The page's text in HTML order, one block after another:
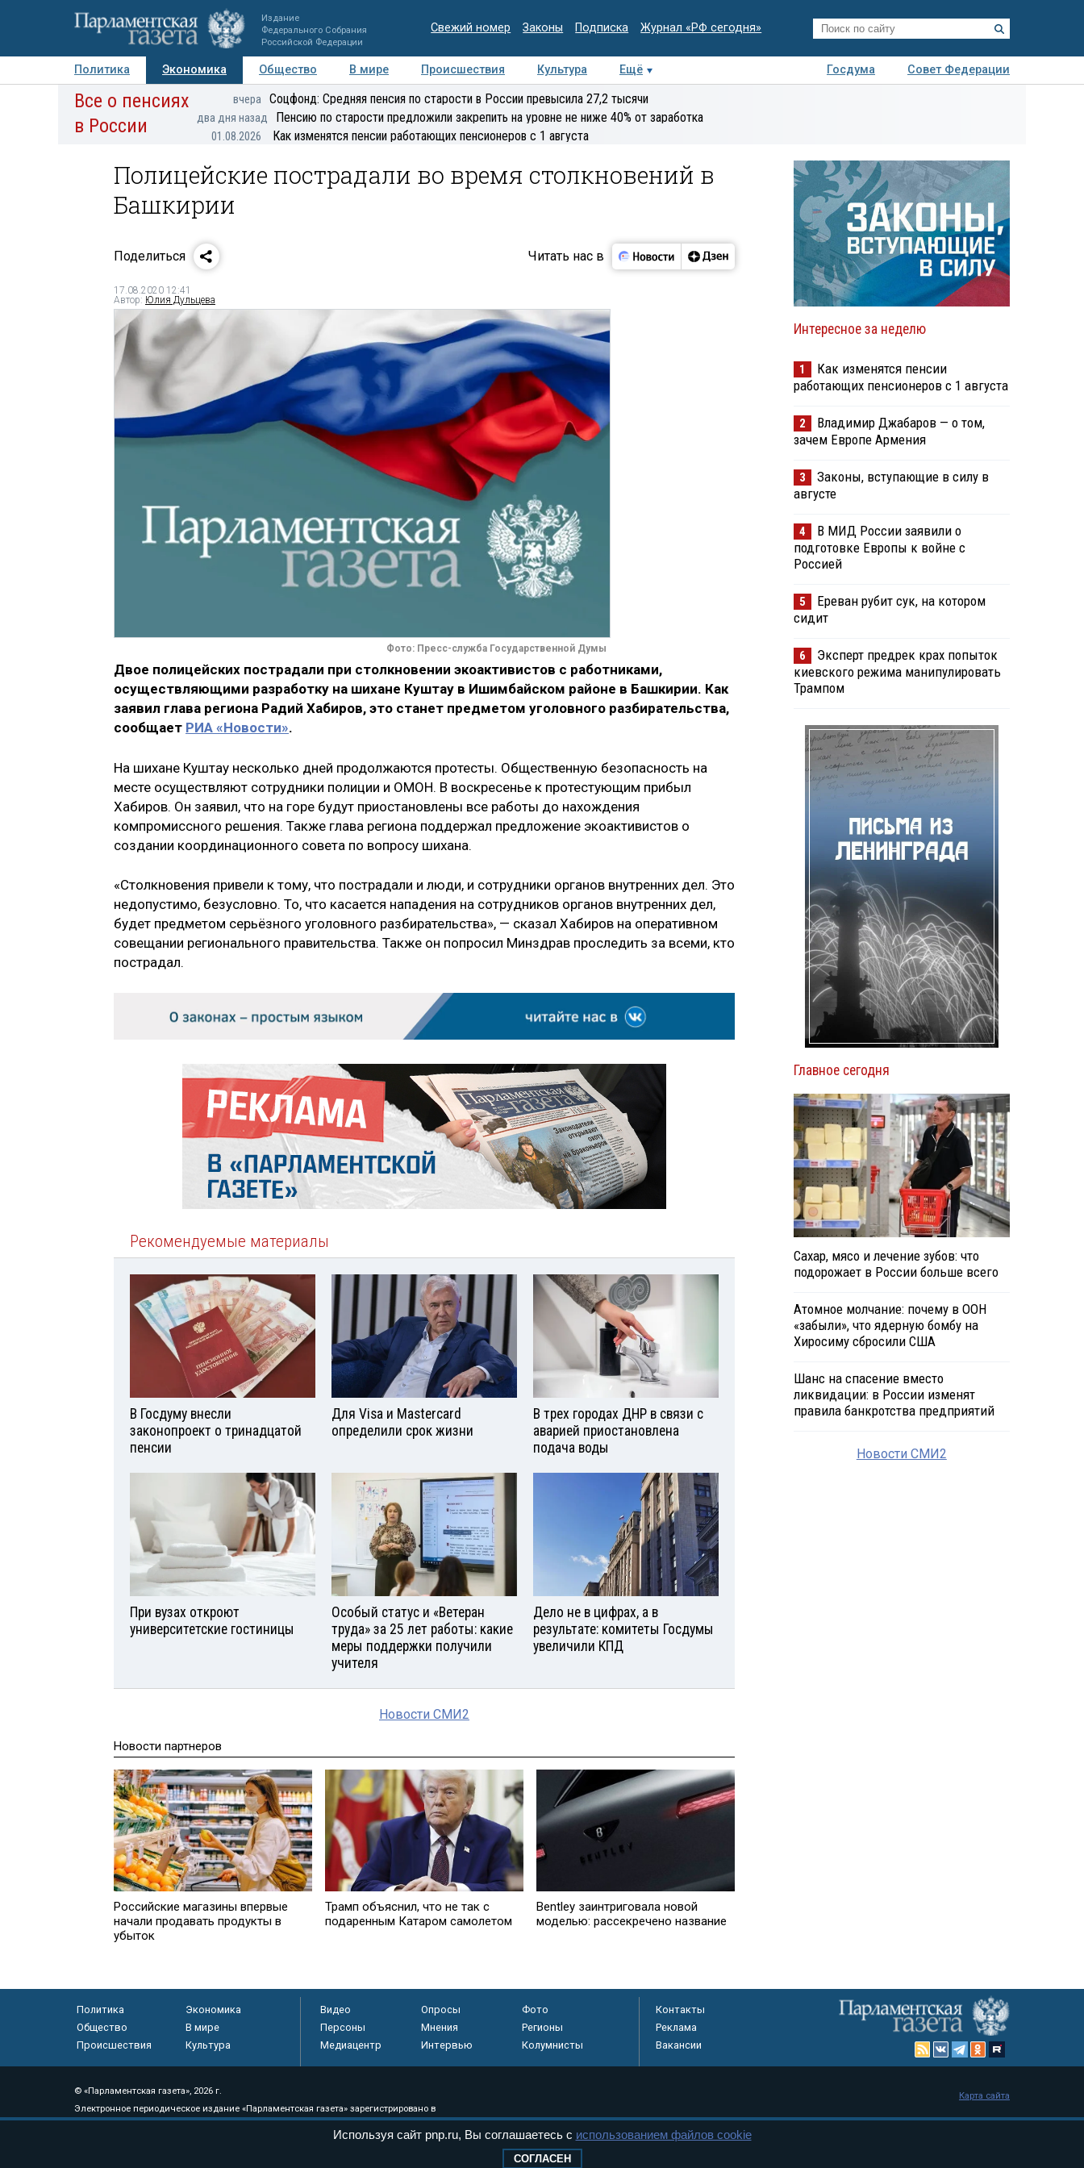
Издание
Федерального Собрания
Российской Федерации
Свежий номер Законы Подписка Журнал «РФ сегодня»
Политика Экономика Общество В мире Происшествия Культура Ещё Госдума
Совет Федерации
Авторы Персоны Мнения Регионы Медиацентр Интервью Колумнисты
экспертиза
Все о пенсиях
в России
вчера Соцфонд: Средняя пенсия по старости в России превысила 27,2 тысячи
два дня назад Пенсию по старости предложили закрепить на уровне не ниже 40% от заработка
01.08.2026 Как изменятся пенсии работающих пенсионеров с 1 августа
Полицейские пострадали во время столкновений в
Башкирии
Поделиться Читать нас в
17.08.2020 12:41
Автор: Юлия Дульцева
Фото: Пресс-служба Государственной Думы
Двое полицейских пострадали при столкновении экоактивистов с работниками,
осуществляющими разработку на шихане Куштау в Ишимбайском районе в Башкирии​. Как
заявил глава региона Радий Хабиров, это станет предметом уголовного разбирательства,
сообщает РИА «Новости».
На шихане Куштау несколько дней продолжаются протесты. Общественную безопасность на
месте осуществляют сотрудники полиции и ОМОН. В воскресенье к протестующим прибыл
Хабиров. Он заявил, что на горе будут приостановлены все работы до нахождения
компромиссного решения. Также глава региона поддержал предложение экоактивистов о
создании координационного совета по вопросу шихана.
«Столкновения привели к тому, что пострадали и люди, и сотрудники органов внутренних дел. Это
недопустимо, безусловно. То, что касается нападения на сотрудников органов внутренних дел,
будет предметом серьёзного уголовного разбирательства», — сказал Хабиров на оперативном
совещании регионального правительства. Также он попросил Минздрав проследить за всеми, кто
пострадал.
Рекомендуемые материалы
В Госдуму внесли
законопроект о тринадцатой
пенсии
Для Visа и Mastercard
определили срок жизни
В трех городах ДНР в связи с
аварией приостановлена
подача воды
При вузах откроют
университетские гостиницы
Особый статус и «Ветеран
труда» за 25 лет работы: какие
меры поддержки получили
учителя
Дело не в цифрах, а в
результате: комитеты Госдумы
увеличили КПД
Новости СМИ2
Новости партнеров
Российские магазины впервые
начали продавать продукты в
убыток
Трамп объяснил, что не так с
подаренным Катаром самолетом
Bentley заинтриговала новой
моделью: рассекречено название
Интересное за неделю
1
Как изменятся пенсии
работающих пенсионеров с 1 августа
2
Владимир Джабаров — о том,
зачем Европе Армения
3
Законы, вступающие в силу в
августе
4
В МИД России заявили о
подготовке Европы к войне с
Россией
5
Ереван рубит сук, на котором
сидит
6
Эксперт предрек крах попыток
киевского режима манипулировать
Трампом
Главное сегодня
Сахар, мясо и лечение зубов: что
подорожает в России больше всего
Атомное молчание: почему в ООН
«забыли», что ядерную бомбу на
Хиросиму сбросили США
Шанс на спасение вместо
ликвидации: в России изменят
правила банкротства предприятий
Новости СМИ2
Политика
Экономика
Общество
В мире
Происшествия
Культура
Видео Опросы
Фото
Персоны
Мнения
Регионы
Медиацентр
Интервью Колумнисты
Контакты
Реклама
Вакансии
© «Парламентская газета», 2026 г.
Электронное периодическое издание «Парламентская газета» зарегистрировано в
Карта сайта
Используя сайт pnp.ru, Вы соглашаетесь с использованием файлов cookie
СОГЛАСЕН